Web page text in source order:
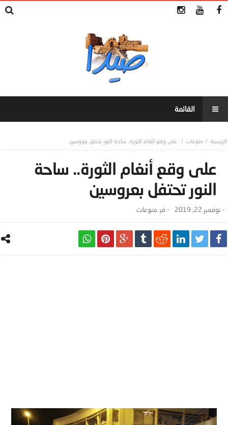
منوعات على وقع أنغام الثورة.. ساحة النور تحتفل بعروسين
على وقع أنغام الثورة.. ساحة
النور تحتفل بعروسين
- نوفمبر 22, 2019 - ‎في منوعات